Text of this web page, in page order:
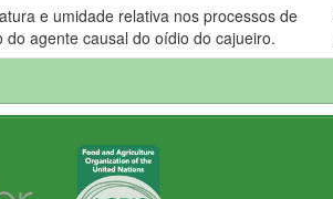
e umidade relativa nos processos de
do agente causal do oídio do cajueiro.